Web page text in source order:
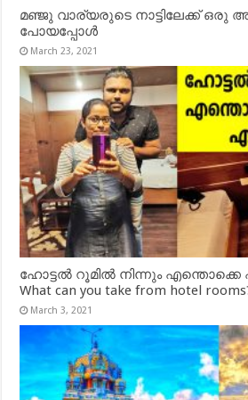
മഞ്ജു വാര്യരുടെ നാട്ടിലേക്ക് ഒരു
പോയപ്പോൾ
March 23, 2021
ഹോട്ടൽ റൂമിൽ നിന്നും എന്തൊക്കെ
What can you take from hotel
March 3, 2021